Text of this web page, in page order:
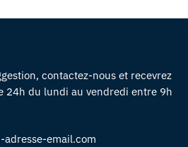
contactez-nous et recevrez
24h du lundi au vendredi entre 9h
adresse-email.com